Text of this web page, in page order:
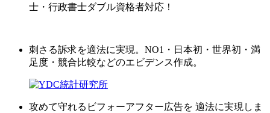
士・行政書士ダブル資格者対応！
刺さる訴求を適法に実現。NO1・日本初・世界初・満
足度・競合比較などのエビデンス作成。
攻めて守れるビフォーアフター広告を 適法に実現しま